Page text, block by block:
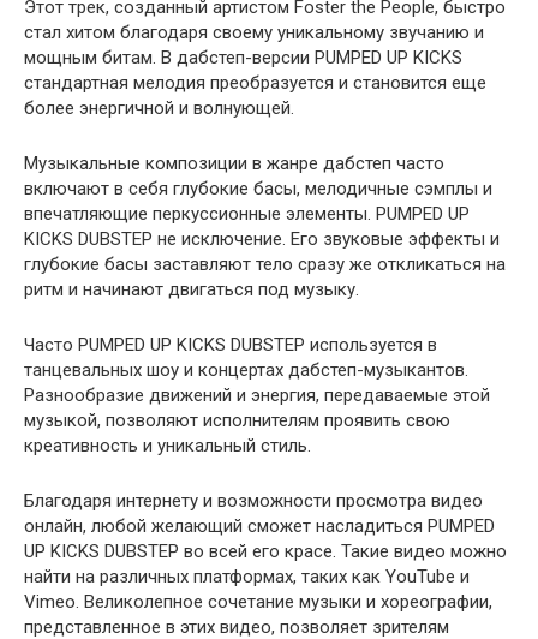
Этот трек, созданный артистом Foster the People, быстро
стал хитом благодаря своему уникальному звучанию и
мощным битам. В дабстеп-версии PUMPED UP KICKS
стандартная мелодия преобразуется и становится еще
более энергичной и волнующей.
Музыкальные композиции в жанре дабстеп часто
включают в себя глубокие басы, мелодичные сэмплы и
впечатляющие перкуссионные элементы. PUMPED UP
KICKS DUBSTEP не исключение. Его звуковые эффекты и
глубокие басы заставляют тело сразу же откликаться на
ритм и начинают двигаться под музыку.
Часто PUMPED UP KICKS DUBSTEP используется в
танцевальных шоу и концертах дабстеп-музыкантов.
Разнообразие движений и энергия, передаваемые этой
музыкой, позволяют исполнителям проявить свою
креативность и уникальный стиль.
Благодаря интернету и возможности просмотра видео
онлайн, любой желающий сможет насладиться PUMPED
UP KICKS DUBSTEP во всей его красе. Такие видео можно
найти на различных платформах, таких как YouTube и
Vimeo. Великолепное сочетание музыки и хореографии,
представленное в этих видео, позволяет зрителям